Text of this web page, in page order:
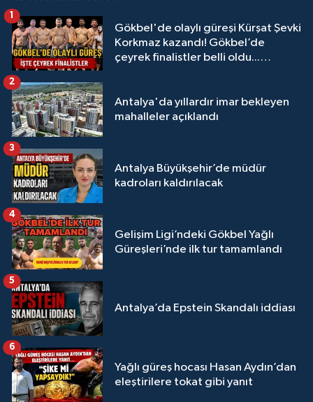
Gökbel'de olaylı güreşi Kürşat Şevki
Korkmaz kazandı! Gökbel’de
çeyrek finalistler belli oldu...
1
Antalya'da yıllardır imar bekleyen
mahalleler açıklandı
2
Antalya Büyükşehir’de müdür
kadroları kaldırılacak
3
Gelişim Ligi’ndeki Gökbel Yağlı
Güreşleri’nde ilk tur tamamlandı
4
Antalya’da Epstein Skandalı iddiası
5
Yağlı güreş hocası Hasan Aydın’dan
eleştirilere tokat gibi yanıt
6